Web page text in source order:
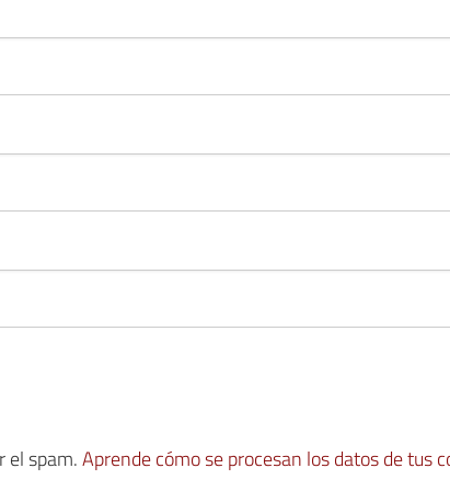
el spam.Aprende cómo se procesan los datos de tus